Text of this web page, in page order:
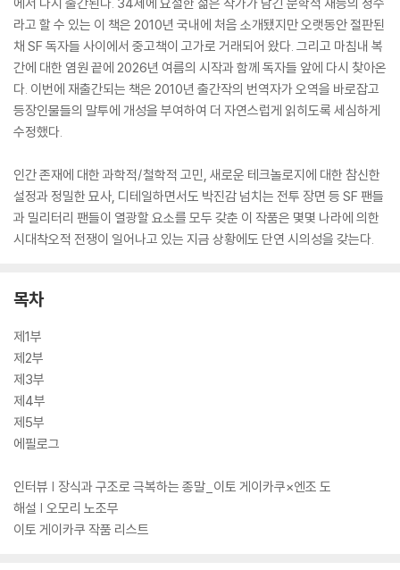
라고 할 수 있는 이 책은 2010년 국내에 처음 소개됐지만 오랫동안 절판된
채 SF 독자들 사이에서 중고책이 고가로 거래되어 왔다. 그리고 마침내 복
간에 대한 염원 끝에 2026년 여름의 시작과 함께 독자들 앞에 다시 찾아온
다. 이번에 재출간되는 책은 2010년 출간작의 번역자가 오역을 바로잡고
등장인물들의 말투에 개성을 부여하여 더 자연스럽게 읽히도록 세심하게
수정했다.
인간 존재에 대한 과학적/철학적 고민, 새로운 테크놀로지에 대한 참신한
설정과 정밀한 묘사, 디테일하면서도 박진감 넘치는 전투 장면 등 SF 팬들
과 밀리터리 팬들이 열광할 요소를 모두 갖춘 이 작품은 몇몇 나라에 의한
시대착오적 전쟁이 일어나고 있는 지금 상황에도 단연 시의성을 갖는다.
목차
제1부
제2부
제3부
제4부
제5부
에필로그
인터뷰 | 장식과 구조로 극복하는 종말_이토 게이카쿠×엔조 도
해설 | 오모리 노조무
이토 게이카쿠 작품 리스트